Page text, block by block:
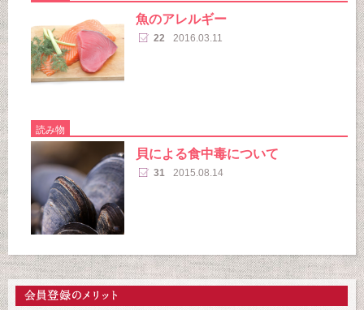
魚のアレルギー
22 2016.03.11
読み物
貝による食中毒について
31 2015.08.14